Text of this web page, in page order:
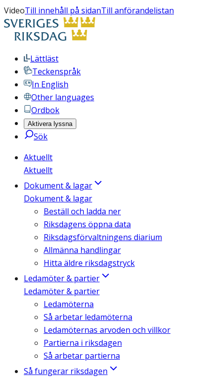
VideoTill innehåll på sidanTill anförandelistan
Lättläst
Teckenspråk
In English
Other languages
Ordbok
Aktivera lyssna
Sök
Aktuellt
Aktuellt
Dokument & lagar
Dokument & lagar
Beställ och ladda ner
Riksdagens öppna data
Riksdagsförvaltningens diarium
Allmänna handlingar
Hitta äldre riksdagstryck
Ledamöter & partier
Ledamöter & partier
Ledamöterna
Så arbetar ledamöterna
Ledamöternas arvoden och villkor
Partierna i riksdagen
Så arbetar partierna
Så fungerar riksdagen